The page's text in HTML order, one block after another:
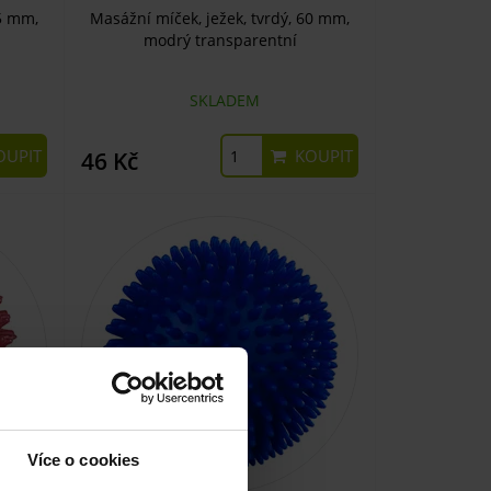
Více o cookies
mm,
Masážní míček, ježek, tvrdý, 60 mm,
modrý transparentní
SKLADEM
46 Kč KOUPIT